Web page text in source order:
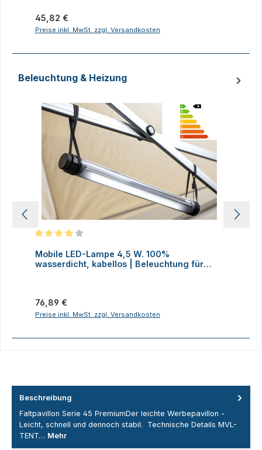
Regulärer Preis:
45,82 €
Preise inkl. MwSt. zzgl. Versandkosten
Beleuchtung & Heizung
Mobile LED-Lampe 4,5 W. 100%
wasserdicht, kabellos | Beleuchtung für
Regulärer Preis:
76,89 €
Preise inkl. MwSt. zzgl. Versandkosten
Beschreibung
Faltpavillon Serie 45 PremiumDer leichte Werbepavillon -
Leicht, schnell und dennoch stabil. Technische Details MVL-
TENT… Mehr